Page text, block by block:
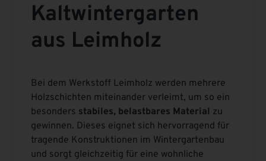
Kaltwintergarten
aus Leimholz
Bei dem Werkstoff Leimholz werden mehrere
Holzschichten miteinander verleimt, um so ein
besonders stabiles, belastbares Material zu
gewinnen. Dieses eignet sich hervorragend für
tragende Konstruktionen im Wintergartenbau
und sorgt gleichzeitig für eine wohnliche